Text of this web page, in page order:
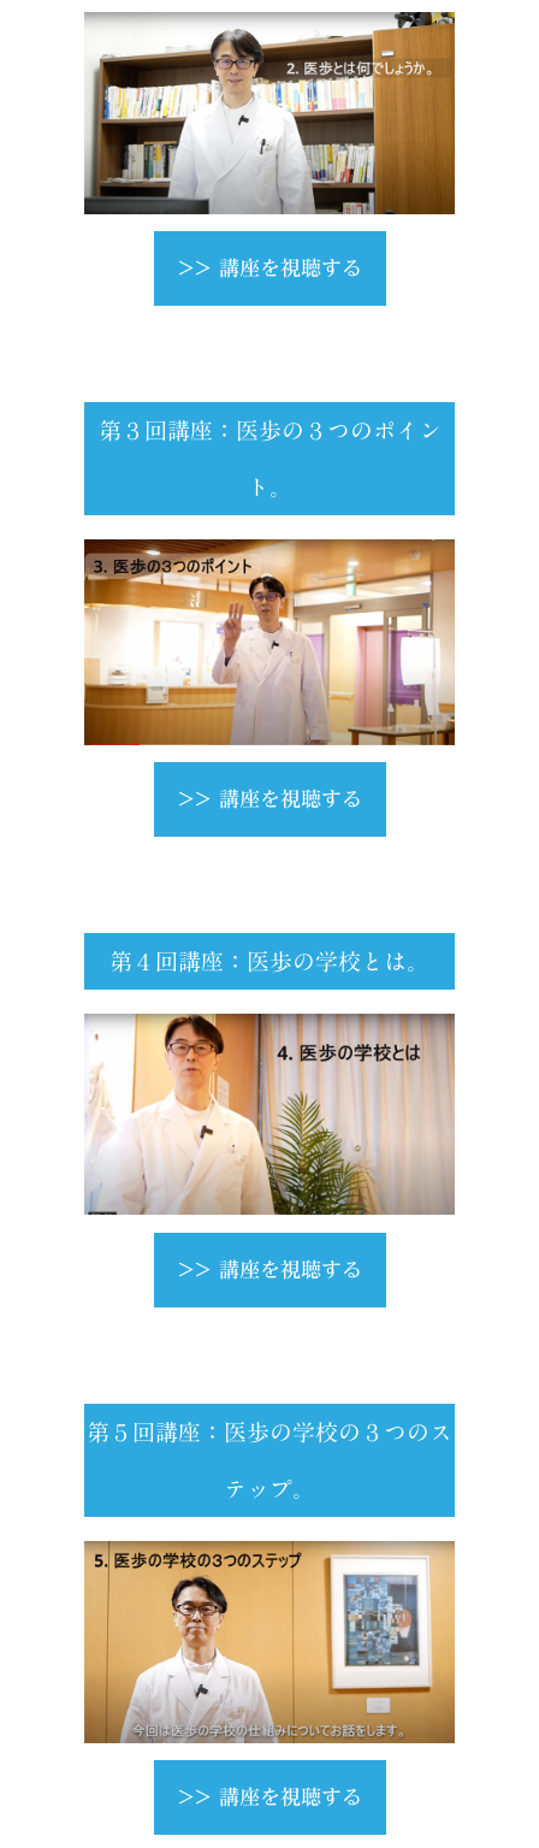
>> 講座を視聴する
第３回講座：医歩の３つのポイン
ト。
>> 講座を視聴する
第４回講座：医歩の学校とは。
>> 講座を視聴する
第５回講座：医歩の学校の３つのス
テップ。
>> 講座を視聴する